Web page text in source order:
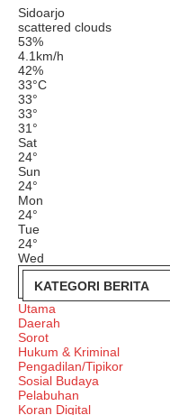
Sidoarjo
scattered clouds
53%
4.1km/h
42%
33°C
33°
33°
31 °
Sat
24°
Sun
24°
Mon
24°
Tue
24°
Wed
KATEGORI BERITA
Utama
Daerah
Sorot
Hukum & Kriminal
Pengadilan/Tipikor
Sosial Budaya
Pelabuhan
Koran Digital